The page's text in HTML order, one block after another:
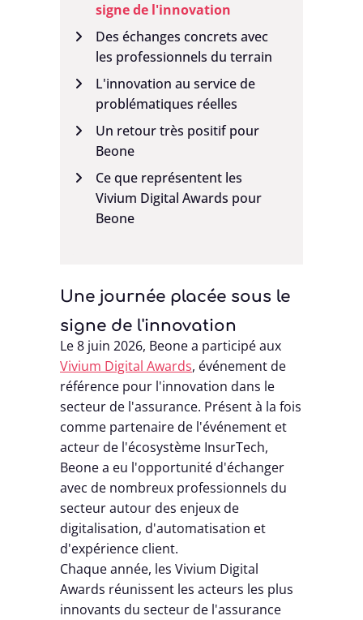
signe de l'innovation
Des échanges concrets avec
les professionnels du terrain
L'innovation au service de
problématiques réelles
Un retour très positif pour
Beone
Ce que représentent les
Vivium Digital Awards pour
Beone
Une journée placée sous le
signe de l'innovation
Le 8 juin 2026, Beone a participé aux
Vivium Digital Awards, événement de
référence pour l'innovation dans le
secteur de l'assurance. Présent à la fois
comme partenaire de l'événement et
acteur de l'écosystème InsurTech,
Beone a eu l'opportunité d'échanger
avec de nombreux professionnels du
secteur autour des enjeux de
digitalisation, d'automatisation et
d'expérience client.
Chaque année, les Vivium Digital
Awards réunissent les acteurs les plus
innovants du secteur de l'assurance